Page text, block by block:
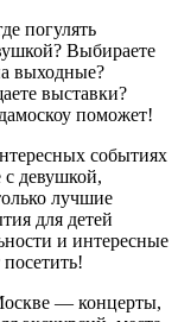
погулять
Выбираете
выходные?
выставки?
поможет!
событиях
девушкой,
лучшие
для детей
и интересные
— концерты,